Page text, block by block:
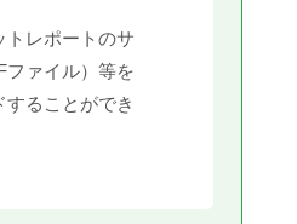
トレポートのサ
ファイル）等を
することができ